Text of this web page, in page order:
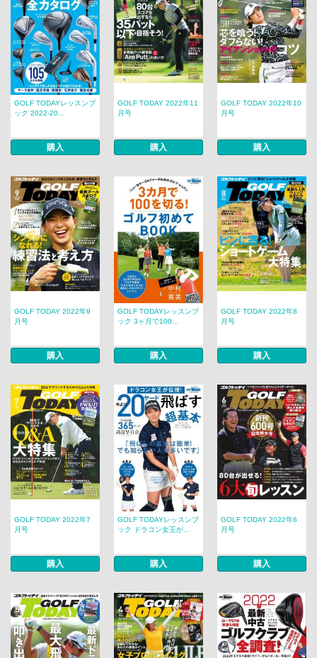
GOLF TODAYレッスンブ
ック 2022-20...
購入
GOLF TODAY 2022年11
月号
購入
GOLF TODAY 2022年10
月号
購入
GOLF TODAY 2022年9
月号
購入
GOLF TODAYレッスンブ
ック 3ヶ月で100...
購入
GOLF TODAY 2022年8
月号
購入
GOLF TODAY 2022年7
月号
購入
GOLF TODAYレッスンブ
ック ドラコン女王が...
購入
GOLF TODAY 2022年6
月号
購入